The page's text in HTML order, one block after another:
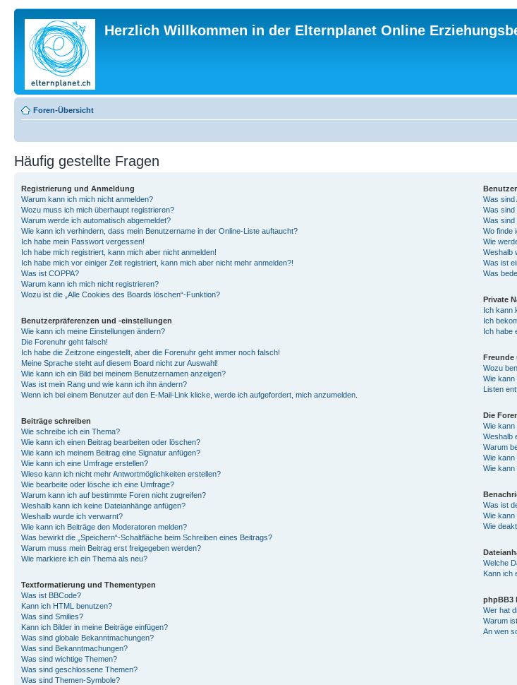
Herzlich Willkommen in der Elternplanet Online
Foren-Übersicht
Häufig gestellte Fragen
Registrierung und Anmeldung
Warum kann ich mich nicht anmelden?
Wozu muss ich mich überhaupt registrieren?
Warum werde ich automatisch abgemeldet?
Wie kann ich verhindern, dass mein Benutzername in der Online-Liste auftaucht?
Ich habe mein Passwort vergessen!
Ich habe mich registriert, kann mich aber nicht anmelden!
Ich habe mich vor einiger Zeit registriert, kann mich aber nicht mehr anmelden?!
Was ist COPPA?
Warum kann ich mich nicht registrieren?
Wozu ist die „Alle Cookies des Boards löschen“-Funktion?
Benutzerpräferenzen und -einstellungen
Wie kann ich meine Einstellungen ändern?
Die Forenuhr geht falsch!
Ich habe die Zeitzone eingestellt, aber die Forenuhr geht immer noch falsch!
Meine Sprache steht auf diesem Board nicht zur Auswahl!
Wie kann ich ein Bild bei meinem Benutzernamen anzeigen?
Was ist mein Rang und wie kann ich ihn ändern?
Wenn ich bei einem Benutzer auf den E-Mail-Link klicke, werde ich aufgefordert, mich anzumelden.
Beiträge schreiben
Wie schreibe ich ein Thema?
Wie kann ich einen Beitrag bearbeiten oder löschen?
Wie kann ich meinem Beitrag eine Signatur anfügen?
Wie kann ich eine Umfrage erstellen?
Wieso kann ich nicht mehr Antwortmöglichkeiten erstellen?
Wie bearbeite oder lösche ich eine Umfrage?
Warum kann ich auf bestimmte Foren nicht zugreifen?
Weshalb kann ich keine Dateianhänge anfügen?
Weshalb wurde ich verwarnt?
Wie kann ich Beiträge den Moderatoren melden?
Was bewirkt die „Speichern“-Schaltfläche beim Schreiben eines Beitrags?
Warum muss mein Beitrag erst freigegeben werden?
Wie markiere ich ein Thema als neu?
Textformatierung und Thementypen
Was ist BBCode?
Kann ich HTML benutzen?
Was sind Smilies?
Kann ich Bilder in meine Beiträge einfügen?
Was sind globale Bekanntmachungen?
Was sind Bekanntmachungen?
Was sind wichtige Themen?
Was sind geschlossene Themen?
Was sind Themen-Symbole?
Was sind
Was sind
Was sind
Wo finde
Wie
Weshalb
Was ist
Was
Private
Ich kann
Ich
Ich habe
Freunde
Wozu
Wie kann
Listen
Die
Wie
Weshalb
Warum
Wie kann
Wie kann
Was ist
Wie kann
Wie
Welche
Kann ich
phpBB3
Wer hat
Warum
An wen